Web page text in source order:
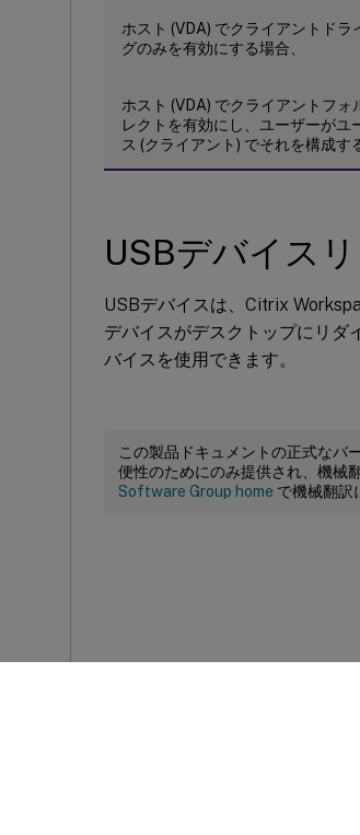
ホスト (VDA) でクライアントドラ
グのみを有効にする場合、
ホスト (VDA) でクライアントフォ
レクトを有効にし、ユーザーがユ
ス (クライアント) でそれを構成す
USBデバイス
USBデバイスは、Citrix
デバイスがデスクトップにリダ
バイスを使用できます。
この製品ドキュメントの正式なバ
便性のためにのみ提供され、機械
Software Group home で機械翻訳